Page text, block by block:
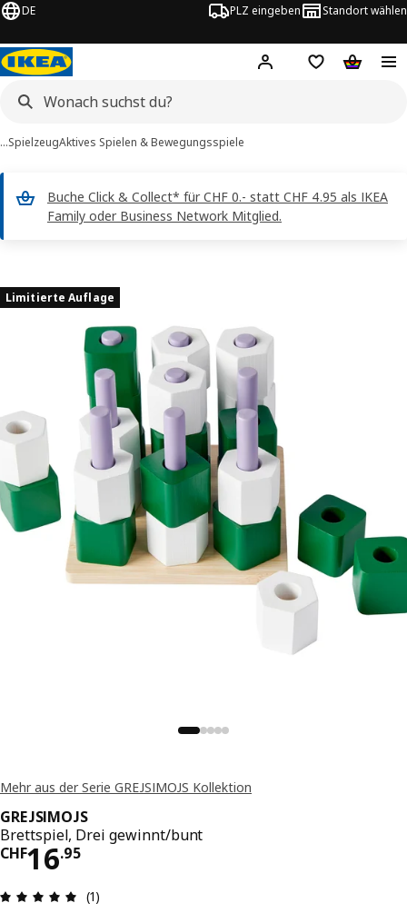
DE PLZ eingeben Standort wählen
Hej! Logge dich ein
Einkaufsliste
…SpielzeugAktives Spielen & Bewegungsspiele
Buche Click & Collect* für CHF 0.- statt CHF 4.95 als IKEA
Family oder Business Network Mitglied.
Limitierte Auflage
Mehr aus der Serie GREJSIMOJS Kollektion
GREJSIMOJS
Brettspiel, Drei gewinnt/bunt
CHF16.95
Preis CHF 16.95
Bewertung: 5 von 5 Sterne Anzahl der
(1)